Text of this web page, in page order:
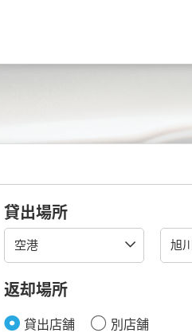
貸出場所
返却場所
貸出店舗 別店舗